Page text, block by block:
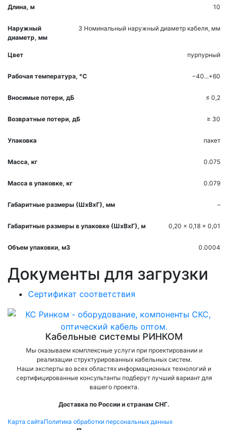
Длина, м 10
Наружный
диаметр, мм
3 Номинальный наружный диаметр кабеля, мм
Цвет пурпурный
Рабочая температура, °С −40...+60
Вносимые потери, дБ ≤ 0,2
Возвратные потери, дБ ≥ 30
Упаковка пакет
Масса, кг 0.075
Масса в упаковке, кг 0.079
Габаритные размеры (ШхВхГ), мм –
Габаритные размеры в упаковке (ШхВхГ), м 0,20 x 0,18 x 0,01
Объем упаковки, м3 0.0004
Документы для загрузки
Сертификат соответствия
Кабельные системы РИНКОМ
Мы оказываем комплексные услуги при проектировании и
реализации структурированных кабельных систем.
Наши эксперты во всех областях информационных технологий и
сертифицированные консультанты подберут лучший вариант для
вашего проекта.
Доставка по России и странам СНГ.
Карта сайтаПолитика обработки персональных данных